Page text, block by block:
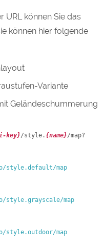
URL können Sie das
können hier folgende
Variante
Geländeschummerung
key}/style.{name}/map?
style.default/map
style.grayscale/map
style.outdoor/map